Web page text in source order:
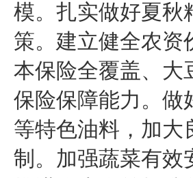
模。扎实做好夏秋
策。建立健全农资
本保险全覆盖、大
保险保障能力。做
等特色油料，加大
制。加强蔬菜有效